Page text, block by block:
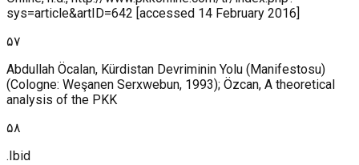
sys=article&artID=642 [accessed 14 February 2016]
۵۷
Abdullah Öcalan, Kürdistan Devriminin Yolu (Manifestosu)
(Cologne: Weşanen Serxwebun, 1993); Özcan, A theoretical
analysis of the PKK
۵۸